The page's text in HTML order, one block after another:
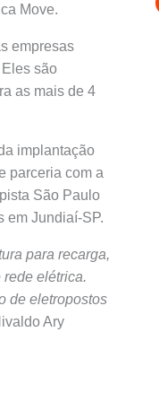
Move.
empresas
são
as mais de 4
implantação
parceria com a
São Paulo
em Jundiaí-SP.
para recarga,
elétrica.
de eletropostos
Ary